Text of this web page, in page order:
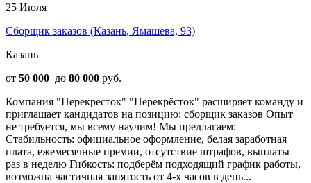
25 Июля
Сборщик заказов (Казань, Ямашева, 93)
Казань
от 50 000 до 80 000 руб.
Компания "Перекресток" "Перекрёсток" расширяет команду и
приглашает кандидатов на позицию: сборщик заказов Опыт
не требуется, мы всему научим! Мы предлагаем:
Стабильность: официальное оформление, белая заработная
плата, ежемесячные премии, отсутствие штрафов, выплаты
раз в неделю Гибкость: подберём подходящий график работы,
возможна частичная занятость от 4-х часов в день...